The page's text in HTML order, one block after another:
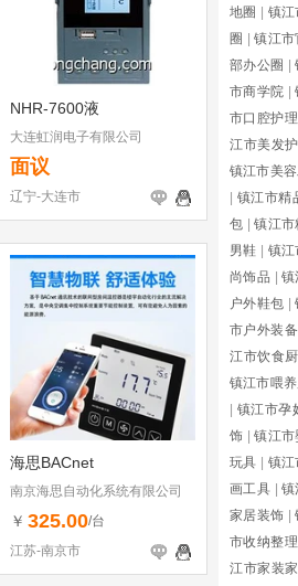
NHR-7600液
大连虹润电子有限公司
面议
辽宁-大连市
海思BACnet
南京海思自动化系统有限公司
￥ 325.00/台
江苏-南京市
地圈
镇江
圈
镇江市
部办公圈
市商学院
市口腔护理
江市美发
镇江市美
镇江市精
包
镇江市
男鞋
镇
尚饰品
镇
户外鞋包
市户外装备
江市饮食
镇江市喂
镇江市孕
饰
镇江市
玩具
镇
画工具
镇
家居装饰
市收纳整理
江市家装